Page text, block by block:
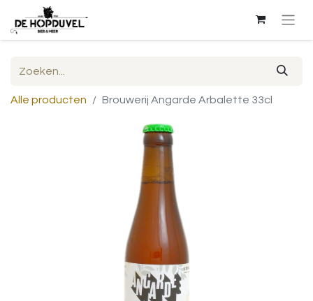
Alle producten Brouwerij Angarde Arbalette 33cl